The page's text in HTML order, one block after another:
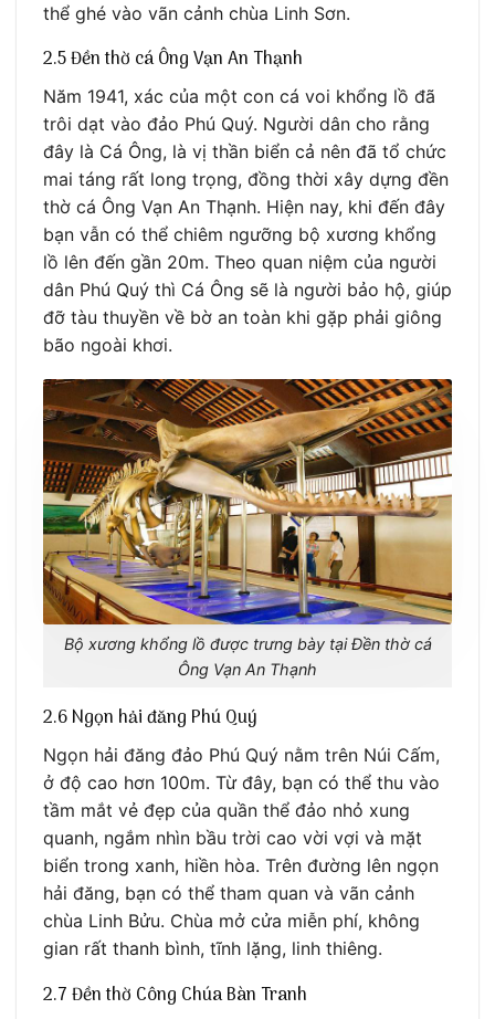
thể ghé vào vãn cảnh chùa Linh Sơn.
2.5 Đền thờ cá Ông Vạn An Thạnh
Năm 1941, xác của một con cá voi khổng lồ đã
trôi dạt vào đảo Phú Quý. Người dân cho rằng
đây là Cá Ông, là vị thần biển cả nên đã tổ chức
mai táng rất long trọng, đồng thời xây dựng đền
thờ cá Ông Vạn An Thạnh. Hiện nay, khi đến đây
bạn vẫn có thể chiêm ngưỡng bộ xương khổng
lồ lên đến gần 20m. Theo quan niệm của người
dân Phú Quý thì Cá Ông sẽ là người bảo hộ, giúp
đỡ tàu thuyền về bờ an toàn khi gặp phải giông
bão ngoài khơi.
Bộ xương khổng lồ được trưng bày tại Đền thờ cá
Ông Vạn An Thạnh
2.6 Ngọn hải đăng Phú Quý
Ngọn hải đăng đảo Phú Quý nằm trên Núi Cấm,
ở độ cao hơn 100m. Từ đây, bạn có thể thu vào
tầm mắt vẻ đẹp của quần thể đảo nhỏ xung
quanh, ngắm nhìn bầu trời cao vời vợi và mặt
biển trong xanh, hiền hòa. Trên đường lên ngọn
hải đăng, bạn có thể tham quan và vãn cảnh
chùa Linh Bửu. Chùa mở cửa miễn phí, không
gian rất thanh bình, tĩnh lặng, linh thiêng.
2.7 Đền thờ Công Chúa Bàn Tranh